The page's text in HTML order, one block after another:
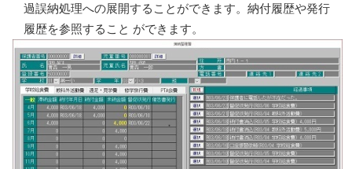
過誤納処理への展開することができます。納付履歴や発行
履歴を参照すること ができます。